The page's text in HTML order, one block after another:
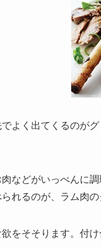
よく出てくるのが
などがいっぺんに
れるのが、ラム肉の
をそそります。付